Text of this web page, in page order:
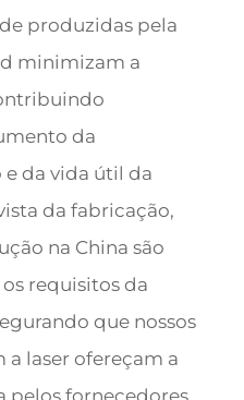
produzidas pela
minimizam a
da
da vida útil da
da fabricação,
na China são
requisitos da
que nossos
a laser ofereçam a
pelos fornecedores